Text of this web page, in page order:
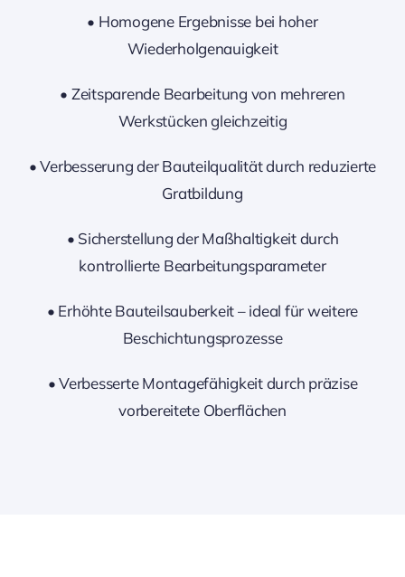
• Homogene Ergebnisse bei hoher
Wiederholgenauigkeit
• Zeitsparende Bearbeitung von mehreren
Werkstücken gleichzeitig
• Verbesserung der Bauteilqualität durch reduzierte
Gratbildung
• Sicherstellung der Maßhaltigkeit durch
kontrollierte Bearbeitungsparameter
• Erhöhte Bauteilsauberkeit – ideal für weitere
Beschichtungsprozesse
• Verbesserte Montagefähigkeit durch präzise
vorbereitete Oberflächen